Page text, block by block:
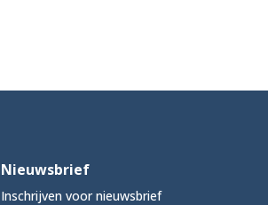
Nieuwsbrief
Inschrijven voor nieuwsbrief